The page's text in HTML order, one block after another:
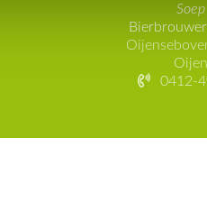
Soep
Oijen
0412-